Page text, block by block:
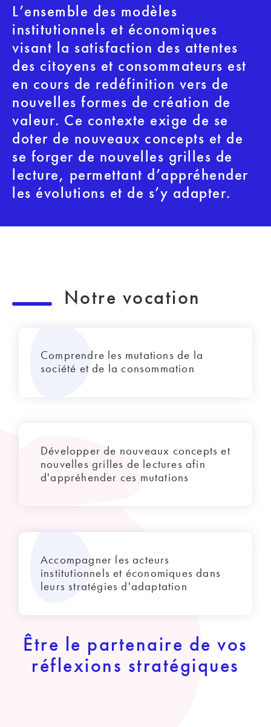
L’ensemble des modèles
institutionnels et économiques
visant la satisfaction des attentes
des citoyens et consommateurs est
en cours de redéfinition vers de
nouvelles formes de création de
valeur. Ce contexte exige de se
doter de nouveaux concepts et de
se forger de nouvelles grilles de
lecture, permettant d’appréhender
les évolutions et de s’y adapter.
Notre vocation
Comprendre les mutations de la
société et de la consommation
Développer de nouveaux concepts et
nouvelles grilles de lectures afin
d'appréhender ces mutations
Accompagner les acteurs
institutionnels et économiques dans
leurs stratégies d'adaptation
Être le partenaire de vos
réflexions stratégiques